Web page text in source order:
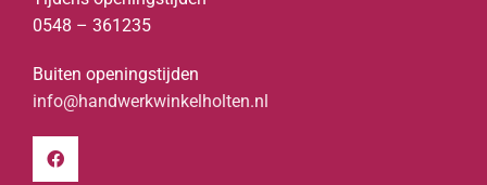
0548 – 361235
Buiten openingstijden
info@handwerkwinkelholten.nl